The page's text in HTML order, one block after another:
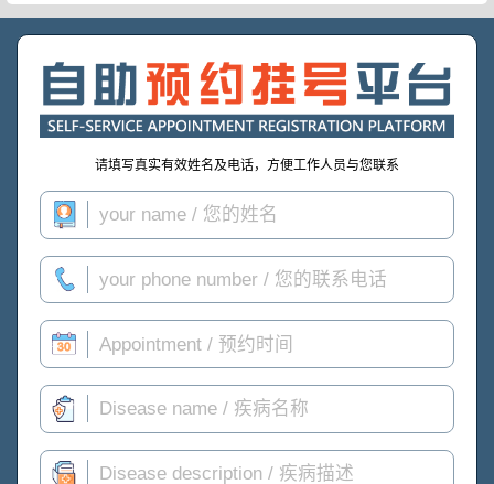
请填写真实有效姓名及电话，方便工作人员与您联系